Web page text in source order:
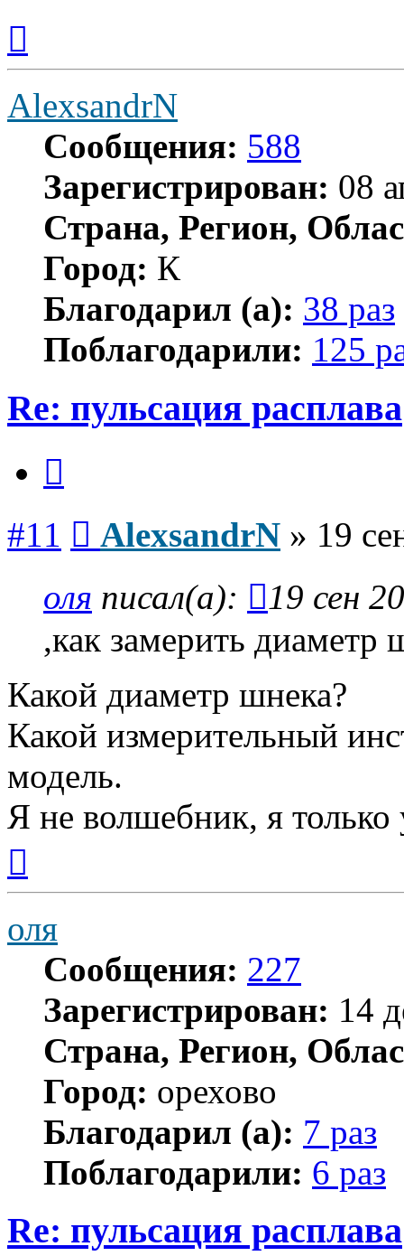
началу
AlexsandrN
Сообщения: 588
Зарегистрирован: 08
Страна, Регион,
Город: К
Благодарил (а): 38 раз
Поблагодарили: 125
Re: пульсация расплава
#11 AlexsandrN » 19
оля писал(а):
19 сен
,как замерить диаметр
Какой диаметр шнека?
Какой измерительный
модель.
Я не волшебник, я только
началу
оля
Сообщения: 227
Зарегистрирован: 14
Страна, Регион,
Город: орехово
Благодарил (а): 7 раз
Поблагодарили: 6 раз
Re: пульсация расплава